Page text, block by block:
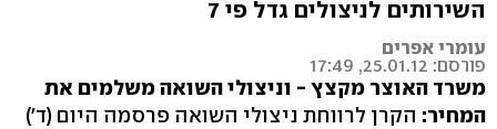
השירותים לניצולים גדל פי 7
עומרי אפרים
פורסם: 25.01.12, 17:49
משרד האוצר מקצץ - וניצולי השואה משלמים את
המחיר: הקרן לרווחת ניצולי השואה פרסמה היום (ד')